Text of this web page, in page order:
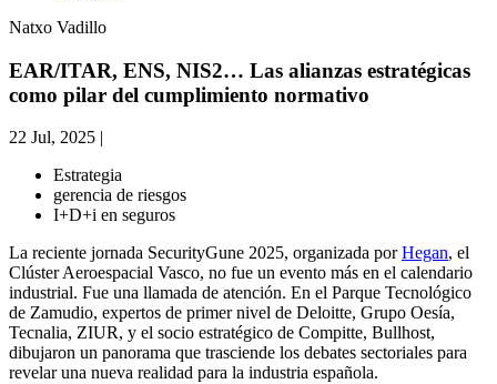
Natxo Vadillo
EAR/ITAR, ENS, NIS2… Las alianzas estratégicas
como pilar del cumplimiento normativo
22 Jul, 2025 |
Estrategia
gerencia de riesgos
I+D+i en seguros
La reciente jornada SecurityGune 2025, organizada porHegan, el
Clúster Aeroespacial Vasco, no fue un evento más en el calendario
industrial. Fue una llamada de atención. En el Parque Tecnológico
de Zamudio, expertos de primer nivel de Deloitte, Grupo Oesía,
Tecnalia, ZIUR, y el socio estratégico de Compitte, Bullhost,
dibujaron un panorama que trasciende los debates sectoriales para
revelar una nueva realidad para la industria española.